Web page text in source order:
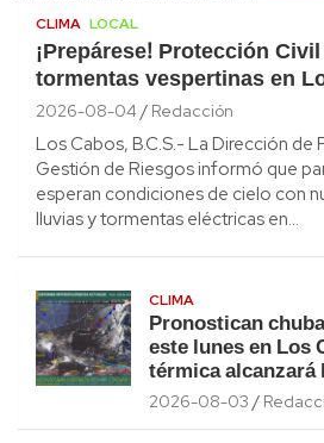
CLIMA LOCAL
¡Prepárese! Protección
tormentas vespertinas en
2026-08-04 Redacción
Los Cabos, B.C.S.- La Dirección de
Gestión de Riesgos informó que
esperan condiciones de cielo con
lluvias y tormentas eléctricas en…
CLIMA
Pronostican
este lunes en Los
térmica alcanzará
2026-08-03